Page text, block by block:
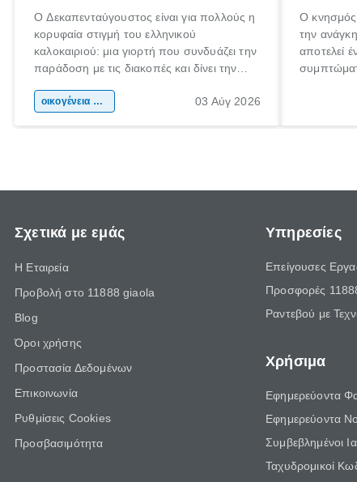
Ο Δεκαπενταύγουστος είναι για πολλούς η
κορυφαία στιγμή του ελληνικού
καλοκαιριού: μια γιορτή που συνδυάζει την
παράδοση με τις διακοπές και δίνει την
χώρας. Είτε πρόκειται για λίγες μέρες
οικογένεια & παιδί 03 Αύγ 2026
Ο κνησμός
την
αποτελεί
Σχετικά με εμάς
Η Εταιρεία
Προβολή στο 11888 giaola
Blog
Όροι χρήσης
Προστασία Δεδομένων
Επικοινωνία
Ρυθμίσεις Cookies
Προσβασιμότητα
Υπηρεσίες
Επείγουσες
Προσφορές
Ραντεβού με
Χρήσιμα
Εφημερεύοντα
Εφημερεύοντα
Συμβεβλημένοι
Ταχυδρομικοί